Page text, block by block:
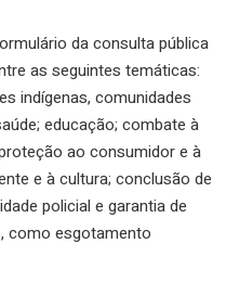
da consulta pública
as seguintes temáticas:
indígenas, comunidades
educação; combate à
ao consumidor e à
e à cultura; conclusão de
policial e garantia de
como esgotamento